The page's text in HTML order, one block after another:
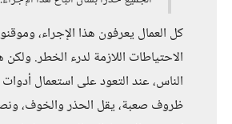
كل العمال يعرفون هذا الإجراء،
الاحتياطات اللازمة لدرء الخطر.
الناس، عند التعود على استعمال
ظروف صعبة، يقل الحذر والخوف،